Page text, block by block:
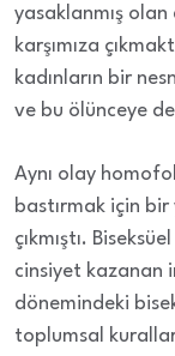
yasaklanmış olan
karşımıza
kadınların bir
ve bu ölünceye
Aynı olay
bastırmak için
çıkmıştı.
cinsiyet kazanan
dönemindeki
toplumsal